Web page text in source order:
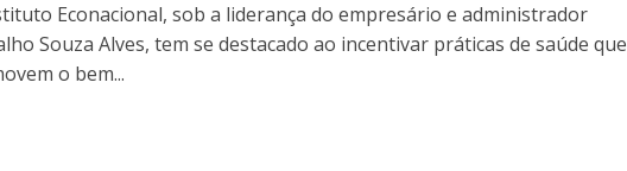
Econacional, sob a liderança do empresário e administrador
Souza Alves, tem se destacado ao incentivar práticas de saúde que
o bem...